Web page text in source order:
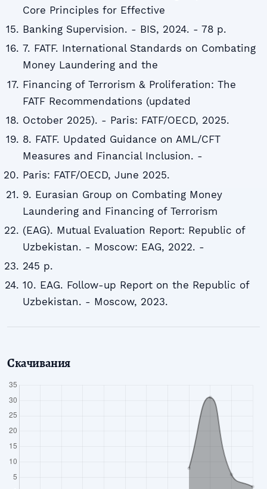
Core Principles for Effective
Banking Supervision. - BIS, 2024. - 78 p.
7. FATF. International Standards on Combating
Money Laundering and the
Financing of Terrorism & Proliferation: The
FATF Recommendations (updated
October 2025). - Paris: FATF/OECD, 2025.
8. FATF. Updated Guidance on AML/CFT
Measures and Financial Inclusion. -
Paris: FATF/OECD, June 2025.
9. Eurasian Group on Combating Money
Laundering and Financing of Terrorism
(EAG). Mutual Evaluation Report: Republic of
Uzbekistan. - Moscow: EAG, 2022. -
245 p.
10. EAG. Follow-up Report on the Republic of
Uzbekistan. - Moscow, 2023.
Скачивания